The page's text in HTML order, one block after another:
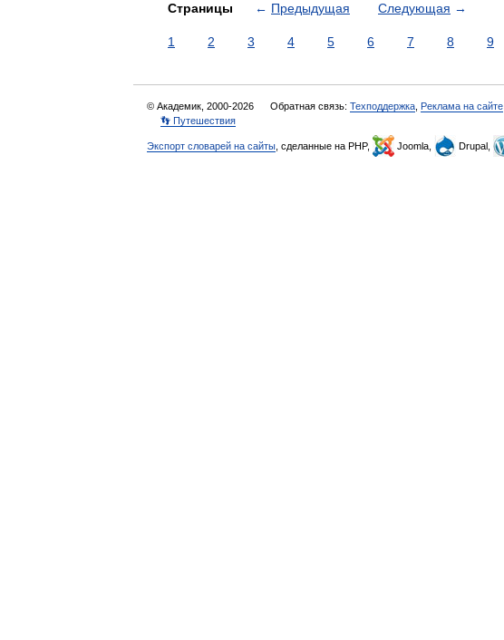
Страницы ← Предыдущая Следующая →
1 2 3 4 5 6 7 8 9
© Академик, 2000-2026 Обратная связь: Техподдержка Реклама на сайте
👣 Путешествия
Экспорт словарей на сайты , сделанные на PHP, Joomla, Drupal,